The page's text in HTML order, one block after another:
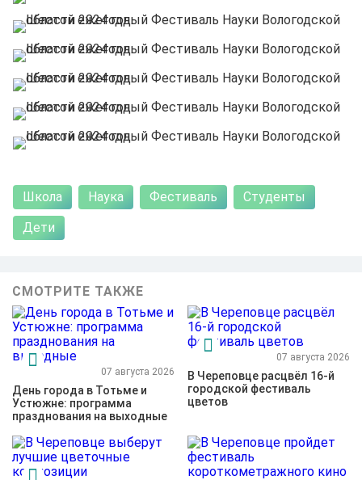
Школа Наука Фестиваль
Студенты
Дети
СМОТРИТЕ ТАКЖЕ
07 августа 2026
День города в Тотьме и
Устюжне: программа
празднования на выходные
07 августа 2026
В Череповце расцвёл 16-й
городской фестиваль
цветов